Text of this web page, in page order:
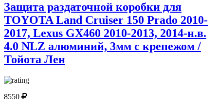
Защита раздаточной коробки для
TOYOTA Land Cruiser 150 Prado 2010-
2017, Lexus GX460 2010-2013, 2014-н.в.
4.0 NLZ алюминий, 3мм с крепежом /
Тойота Лен
8550